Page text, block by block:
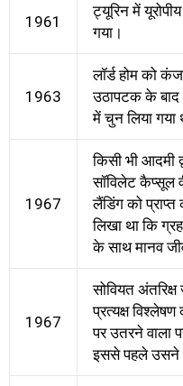
1961
ट्यूरिन में
गया।
1963
लॉर्ड होम को
उठापटक के
में चुन लिया गया
1967
किसी भी आदमी
सॉविलेट कैप्सूल
लैंडिंग को
लिखा था कि
के साथ मानव
1967
सोवियत
प्रत्यक्ष
पर उतरने वाला
इससे पहले उसने